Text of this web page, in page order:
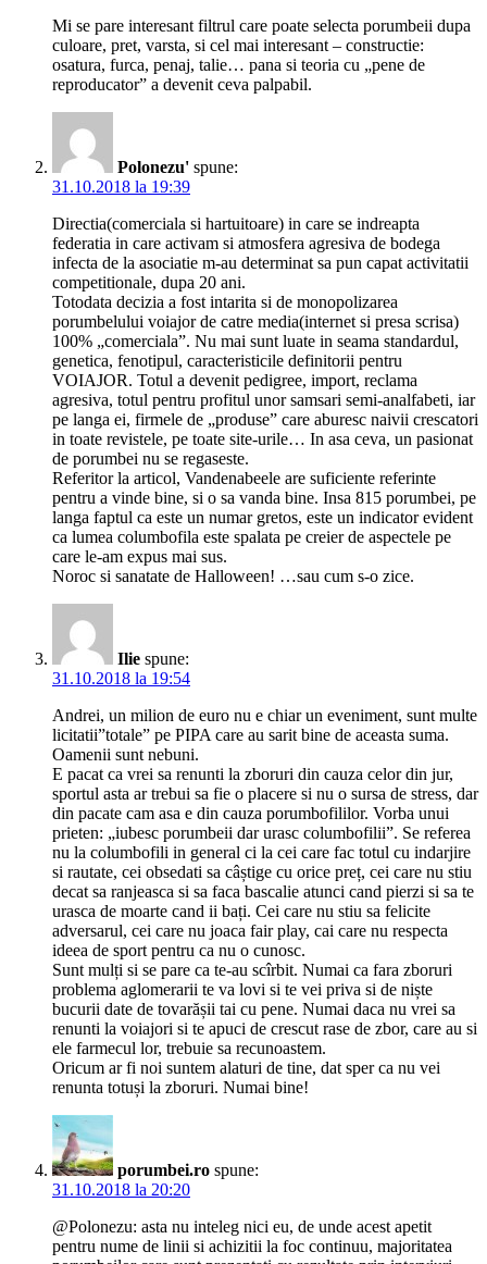
Mi se pare interesant filtrul care poate selecta porumbeii dupa
culoare, pret, varsta, si cel mai interesant – constructie:
osatura, furca, penaj, talie… pana si teoria cu „pene de
reproducator” a devenit ceva palpabil.
Polonezu' spune:
31.10.2018 la 19:39
Directia(comerciala si hartuitoare) in care se indreapta
federatia in care activam si atmosfera agresiva de bodega
infecta de la asociatie m-au determinat sa pun capat activitatii
competitionale, dupa 20 ani.
Totodata decizia a fost intarita si de monopolizarea
porumbelului voiajor de catre media(internet si presa scrisa)
100% „comerciala”. Nu mai sunt luate in seama standardul,
genetica, fenotipul, caracteristicile definitorii pentru
VOIAJOR. Totul a devenit pedigree, import, reclama
agresiva, totul pentru profitul unor samsari semi-analfabeti, iar
pe langa ei, firmele de „produse” care aburesc naivii crescatori
in toate revistele, pe toate site-urile… In asa ceva, un pasionat
de porumbei nu se regaseste.
Referitor la articol, Vandenabeele are suficiente referinte
pentru a vinde bine, si o sa vanda bine. Insa 815 porumbei, pe
langa faptul ca este un numar gretos, este un indicator evident
ca lumea columbofila este spalata pe creier de aspectele pe
care le-am expus mai sus.
Noroc si sanatate de Halloween! …sau cum s-o zice.
Ilie spune:
31.10.2018 la 19:54
Andrei, un milion de euro nu e chiar un eveniment, sunt multe
licitatii”totale” pe PIPA care au sarit bine de aceasta suma.
Oamenii sunt nebuni.
E pacat ca vrei sa renunti la zboruri din cauza celor din jur,
sportul asta ar trebui sa fie o placere si nu o sursa de stress, dar
din pacate cam asa e din cauza porumbofililor. Vorba unui
prieten: „iubesc porumbeii dar urasc columbofilii”. Se referea
nu la columbofili in general ci la cei care fac totul cu indarjire
si rautate, cei obsedati sa câștige cu orice preț, cei care nu stiu
decat sa ranjeasca si sa faca bascalie atunci cand pierzi si sa te
urasca de moarte cand ii bați. Cei care nu stiu sa felicite
adversarul, cei care nu joaca fair play, cai care nu respecta
ideea de sport pentru ca nu o cunosc.
Sunt mulți si se pare ca te-au scîrbit. Numai ca fara zboruri
problema aglomerarii te va lovi si te vei priva si de niște
bucurii date de tovarășii tai cu pene. Numai daca nu vrei sa
renunti la voiajori si te apuci de crescut rase de zbor, care au si
ele farmecul lor, trebuie sa recunoastem.
Oricum ar fi noi suntem alaturi de tine, dat sper ca nu vei
renunta totuși la zboruri. Numai bine!
porumbei.ro spune:
31.10.2018 la 20:20
@Polonezu: asta nu inteleg nici eu, de unde acest apetit
pentru nume de linii si achizitii la foc continuu, majoritatea